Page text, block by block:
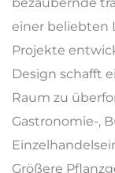
einer beliebten
Projekte
Design schafft
Raum zu
Gastronomie-,
Größere